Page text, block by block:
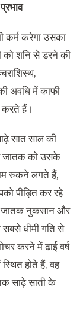
कर्म करेगा उसका
को शनि से डरने की
अवधि में काफी
करते हैं।
सात साल की
जातक को उसके
रुकने लगते हैं,
पीड़ित कर रहे
जातक नुकसान और
धीमी गति से
करने में ढाई वर्ष
होते हैं, वह
साढ़े साती के